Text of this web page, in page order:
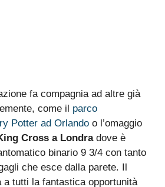
fa compagnia ad altre già
come il parco
Potter ad Orlando o l’omaggio
Cross a Londradove è
binario 9 3/4 con tanto
che esce dalla parete. Il
a tutti la fantastica opportunità